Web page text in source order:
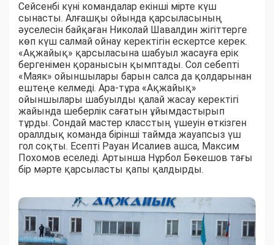
Сейсенбі күні командалар екінші мірте күш
сынасты. Алғашқы ойында қарсыласының
әуселесін байқаған Николай Шавалдин жігіттерге
көп күш салмай ойнау керектігін ескертсе керек.
«Ақжайық» қарсыласына шабуыл жасауға ерік
бергенімен қоранысын қымптады. Сол себепті
«Маяк» ойыншылары барын салса да қолдарынан
ештеңе келмеді. Ара-тұра «Ақжайық»
ойыншылары шабуылды қалай жасау керектігі
жайында шеберлік сағатын ұйымдастырып
тұрды. Сондай мастер класстың үшеуін өткізген
ораллдық команда бірінші таймда жауапсыз үш
гол соқты. Есепті Рауан Исалиев ашса, Максим
Похомов еселеді. Артынша Нұрбол Бөкешов тағы
бір мәрте қарсыласты қапы қалдырды.